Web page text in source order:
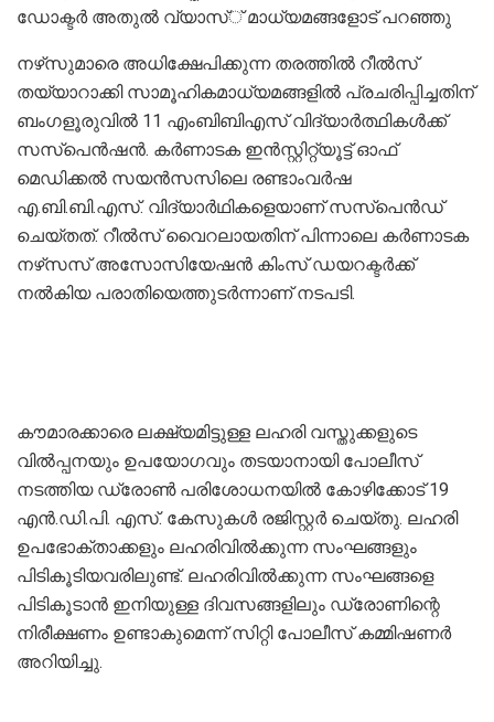
ഡോക്ടര്‍ അതുല്‍ വ്യാസ്് മാധ്യമങ്ങളോട് പറഞ്ഞു
നഴ്‌സുമാരെ അധിക്ഷേപിക്കുന്ന തരത്തില്‍ റീല്‍സ്
തയ്യാറാക്കി സാമൂഹികമാധ്യമങ്ങളില്‍ പ്രചരിപ്പിച്ചതിന്
ബംഗളൂരുവില്‍ 11 എംബിബിഎസ് വിദ്യാര്‍ത്ഥികള്‍ക്ക്
സസ്‌പെന്‍ഷന്‍. കര്‍ണാടക ഇന്‍സ്റ്റിറ്റ്യൂട്ട് ഓഫ്
മെഡിക്കല്‍ സയന്‍സസിലെ രണ്ടാംവര്‍ഷ
എ.ബി.ബി.എസ്. വിദ്യാര്‍ഥികളെയാണ് സസ്പെന്‍ഡ്
ചെയ്തത്. റീല്‍സ് വൈറലായതിന് പിന്നാലെ കര്‍ണാടക
നഴ്‌സസ് അസോസിയേഷന്‍ കിംസ് ഡയറക്ടര്‍ക്ക്
നല്‍കിയ പരാതിയെത്തുടര്‍ന്നാണ് നടപടി.
കൗമാരക്കാരെ ലക്ഷ്യമിട്ടുള്ള ലഹരി വസ്തുക്കളുടെ
വില്‍പ്പനയും ഉപയോഗവും തടയാനായി പോലീസ്
നടത്തിയ ഡ്രോണ്‍ പരിശോധനയില്‍ കോഴിക്കോട് 19
എന്‍.ഡി.പി. എസ്. കേസുകള്‍ രജിസ്റ്റര്‍ ചെയ്തു. ലഹരി
ഉപഭോക്താക്കളും ലഹരിവില്‍ക്കുന്ന സംഘങ്ങളും
പിടികൂടിയവരിലുണ്ട്. ലഹരിവില്‍ക്കുന്ന സംഘങ്ങളെ
പിടികൂടാന്‍ ഇനിയുള്ള ദിവസങ്ങളിലും ഡ്രോണിന്റെ
നിരീക്ഷണം ഉണ്ടാകുമെന്ന് സിറ്റി പോലീസ് കമ്മിഷണര്‍
അറിയിച്ചു.